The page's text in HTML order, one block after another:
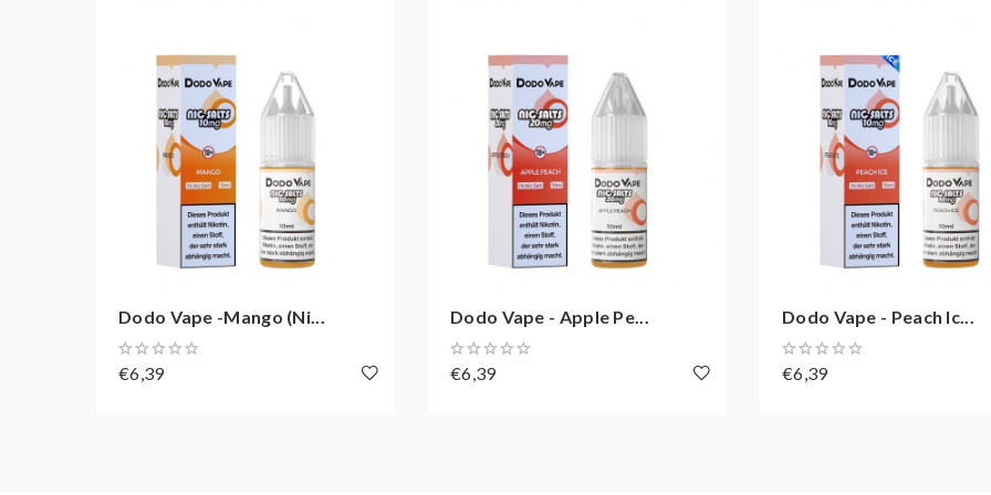
Dodo Vape -Mango (Ni...
€6,39
Dodo Vape - Apple Pe...
€6,39
Dodo Vape - Peach Ic...
€6,39